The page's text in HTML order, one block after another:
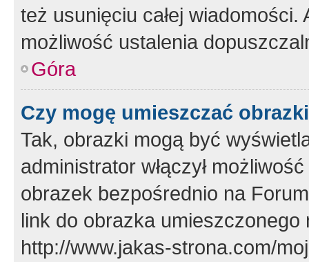
też usunięciu całej
możliwość ustalenia
Góra
Czy mogę umieszczać
Tak, obrazki mogą być
administrator włączył
obrazek bezpośrednio na
link do obrazka
http://www.jakas-strona.com/